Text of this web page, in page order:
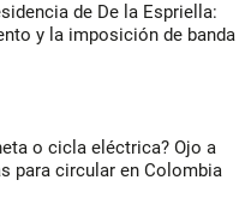
de De la Espriella:
y la imposición de banda
o cicla eléctrica? Ojo a
para circular en Colombia